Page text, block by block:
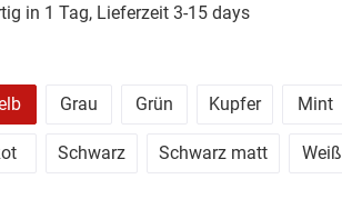
in 1 Tag, Lieferzeit 3-15 days
Grau Grün Kupfer Mint
Schwarz Schwarz matt Weiß